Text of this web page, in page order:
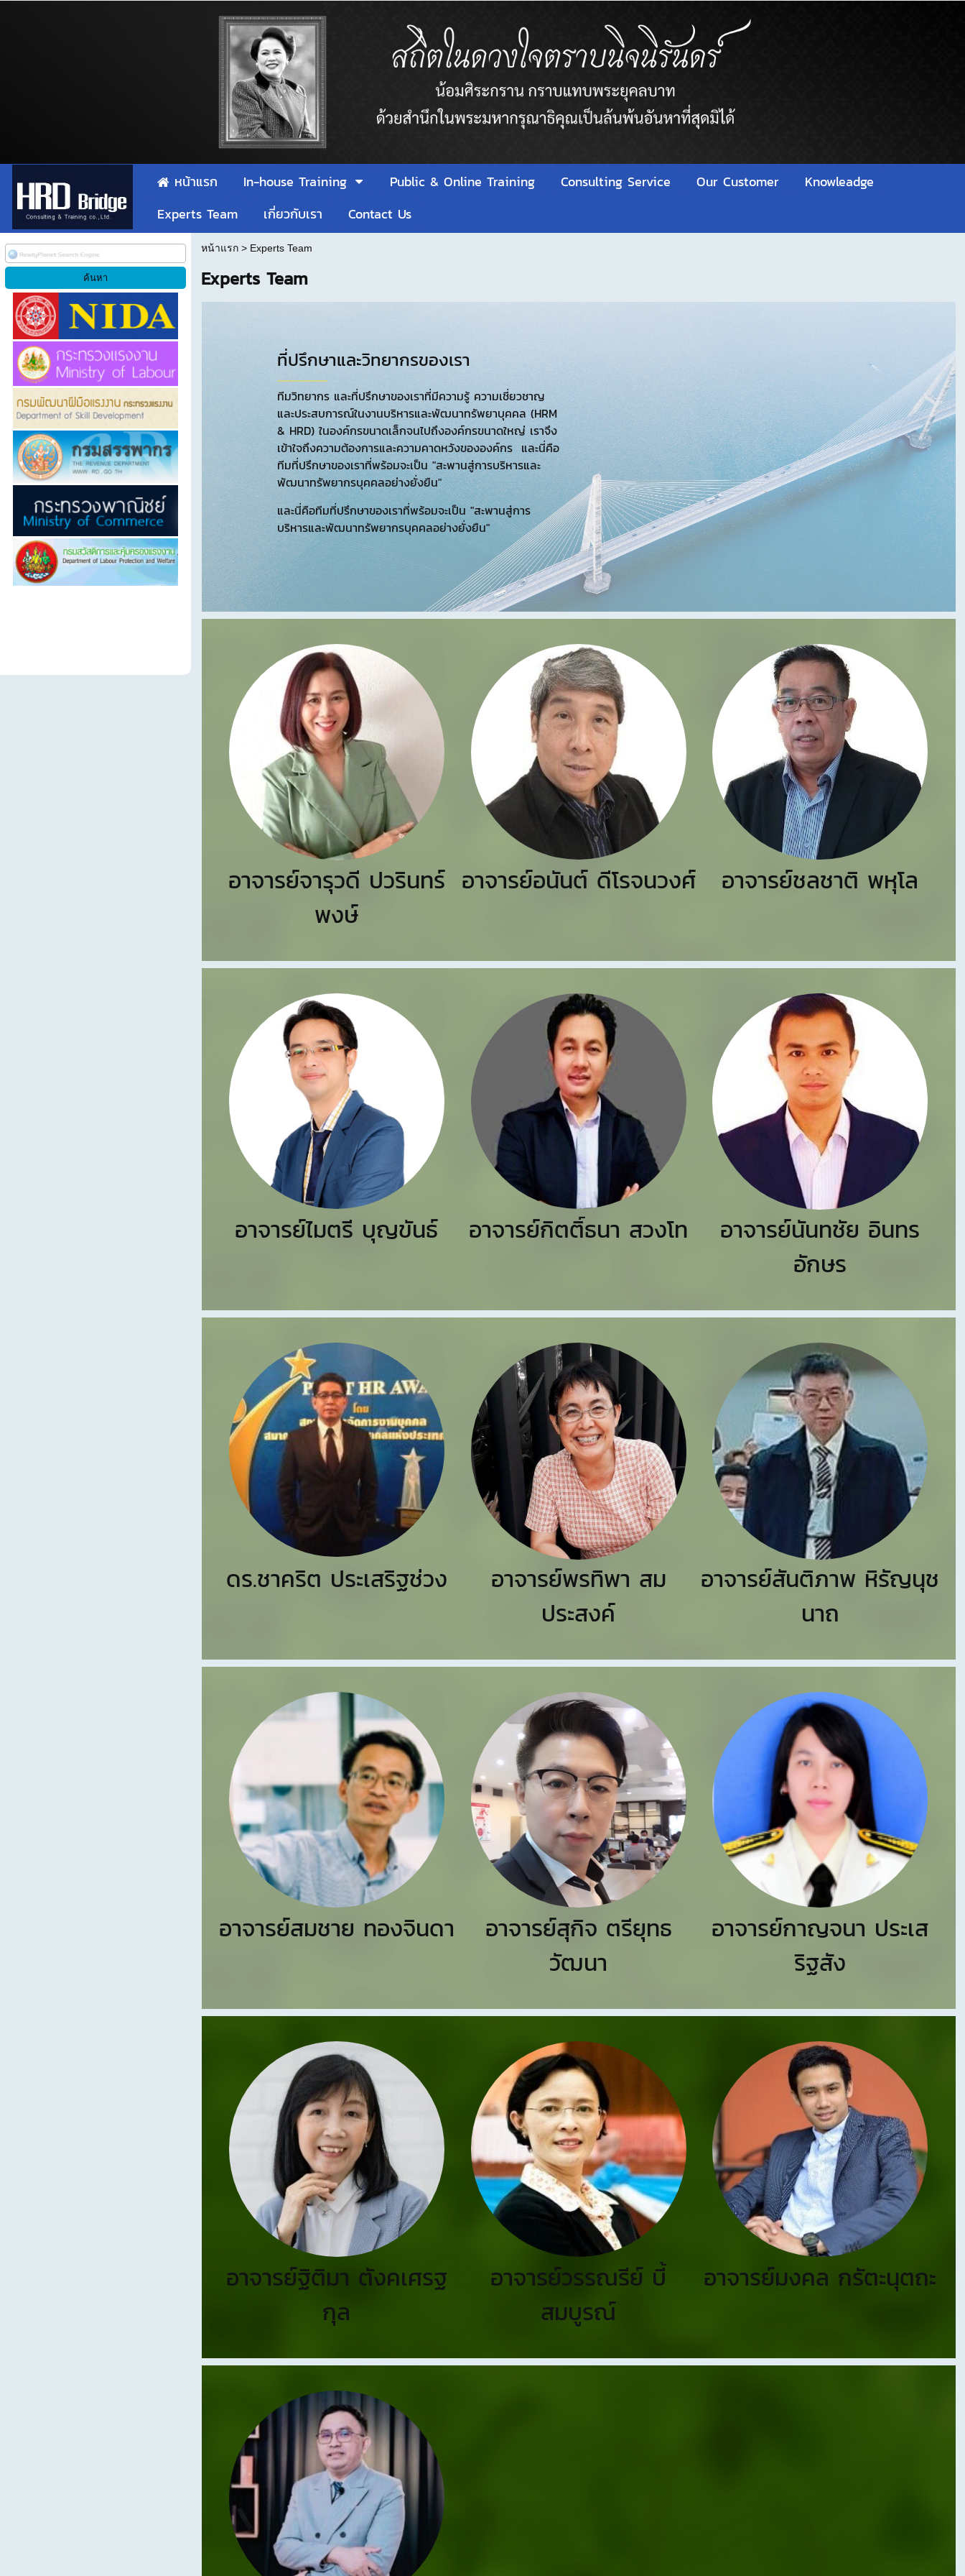
หน้าแรก In-house Training Public & Online Training Consulting Service Our Customer
Knowleadge
Experts Team
เกี่ยวกับเรา Contact Us
หน้าแรก> Experts Team
Experts Team
ที่ปรึกษาและวิทยากรของเรา
ทีมวิทยากร และที่ปรึกษาของเราที่มีความรู้ ความเชี่ยวชาญ
และประสบการณ์ในงานบริหารและพัฒนาทรัพยาบุคคล (HRM
& HRD) ในองค์กรขนาดเล็กจนไปถึงองค์กรขนาดใหญ่ เราจึง
เข้าใจถึงความต้องการและความคาดหวังขององค์กร และนี่คือ
ทีมที่ปรึกษาของเราที่พร้อมจะเป็น "สะพานสู่การบริหารและ
พัฒนาทรัพยากรบุคคลอย่างยั่งยืน"
และนี่คือทีมที่ปรึกษาของเราที่พร้อมจะเป็น "สะพานสู่การ
บริหารและพัฒนาทรัพยากรบุคคลอย่างยั่งยืน"
อาจารย์จารุวดี ปวรินทร์
พงษ์
อาจารย์อนันต์ ดีโรจนวงศ์ อาจารย์ชลชาติ พหุโล
อาจารย์ไมตรี บุญขันธ์ อาจารย์กิตติ์ธนา สวงโท
อาจารย์นันทชัย อินทร
อักษร
ดร.ชาคริต ประเสริฐช่วง
อาจารย์พรทิพา สม
ประสงค์
อาจารย์สันติภาพ หิรัญนุช
นาถ
อาจารย์สมชาย ทองจินดา
อาจารย์สุกิจ ตรียุทธ
วัฒนา
อาจารย์กาญจนา ประเส
ริฐสัง
อาจารย์ฐิติมา ตังคเศรฐ
กุล
อาจารย์วรรณรีย์ บี้
สมบูรณ์
อาจารย์มงคล กรัตะนุตถะ